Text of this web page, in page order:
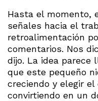
Hasta el momento,
señales hacia el
retroalimentación
comentarios. Nos
dijo. La idea parece
que este pequeño
creciendo y elegir
convirtiendo en un